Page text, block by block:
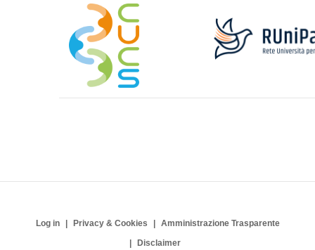
Log in Privacy & Cookies
Amministrazione Trasparente
Disclaimer